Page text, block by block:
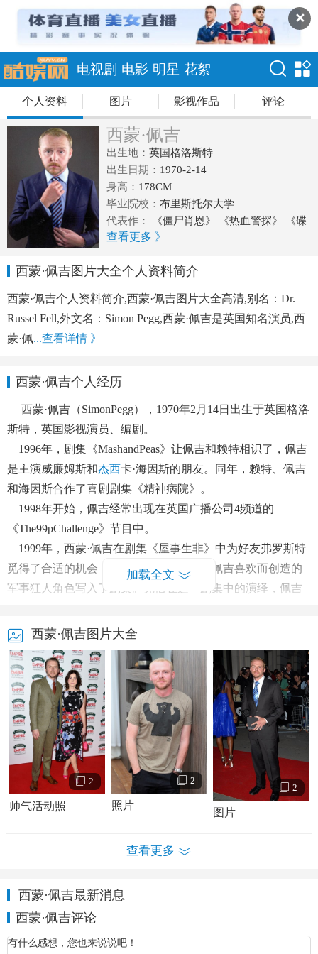
✕
电视剧 电影 明星 花絮
个人资料 图片 影视作品 评论
西蒙·佩吉
出生地： 英国格洛斯特
出生日期： 1970-2-14
身高： 178CM
毕业院校： 布里斯托尔大学
代表作：
《僵尸肖恩》 《热血警探》 《碟
中谍4》
查看更多 》
西蒙·佩吉图片大全个人资料简介
西蒙·佩吉个人资料简介,西蒙·佩吉图片大全高清,别名：Dr.
Russel Fell,外文名：Simon Pegg,西蒙·佩吉是英国知名演员,西
蒙·佩...查看详情 》
西蒙·佩吉个人经历
西蒙·佩吉（SimonPegg），1970年2月14日出生于英国格洛
斯特，英国影视演员、编剧。
1996年，剧集《MashandPeas》让佩吉和赖特相识了，佩吉
是主演威廉姆斯和杰西卡·海因斯的朋友。同年，赖特、佩吉
和海因斯合作了喜剧剧集《精神病院》。
1998年开始，佩吉经常出现在英国广播公司4频道的
《The99pChallenge》节目中。
1999年，西蒙·佩吉在剧集《屋事生非》中为好友弗罗斯特
觅得了合适的机会，把弗罗斯特平日为讨佩吉喜欢而创造的
军事狂人角色写入了剧集。凭借在这一剧集中的演绎，佩吉
2004年4月，佩吉自编自演的僵尸影片《僵尸肖恩》上映。
同年，佩吉主演了电视剧《危险！5万伏电压！》，他在剧中
饰演生存能力极发达国际组织“死灵人”的一员拉塞尔·菲尔。
加载全文
西蒙·佩吉图片大全
2
帅气活动照
2
照片
2
图片
查看更多
西蒙·佩吉最新消息
西蒙·佩吉评论